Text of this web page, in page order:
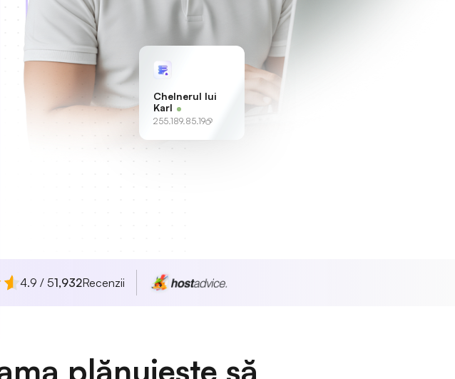
Chelnerul lui
Karl
255.189.85.19
4.9 / 51,932Recenzii
plănuiește să